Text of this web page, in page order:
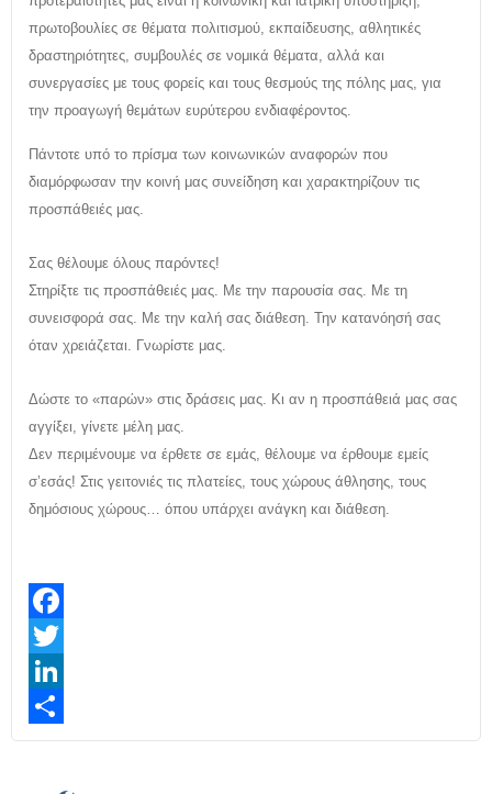
πρωτοβουλίες σε θέματα πολιτισμού, εκπαίδευσης, αθλητικές
δραστηριότητες, συμβουλές σε νομικά θέματα, αλλά και
συνεργασίες με τους φορείς και τους θεσμούς της πόλης μας, για
την προαγωγή θεμάτων ευρύτερου ενδιαφέροντος.
Πάντοτε υπό το πρίσμα των κοινωνικών αναφορών που
διαμόρφωσαν την κοινή μας συνείδηση και χαρακτηρίζουν τις
προσπάθειές μας.
Σας θέλουμε όλους παρόντες!
Στηρίξτε τις προσπάθειές μας. Με την παρουσία σας. Με τη
συνεισφορά σας. Με την καλή σας διάθεση. Την κατανόησή σας
όταν χρειάζεται. Γνωρίστε μας.
Δώστε το «παρών» στις δράσεις μας. Κι αν η προσπάθειά μας σας
αγγίξει, γίνετε μέλη μας.
Δεν περιμένουμε να έρθετε σε εμάς, θέλουμε να έρθουμε εμείς
σ’εσάς! Στις γειτονιές τις πλατείες, τους χώρους άθλησης, τους
δημόσιους χώρους… όπου υπάρχει ανάγκη και διάθεση.
Facebook
Twitter
LinkedIn
Share